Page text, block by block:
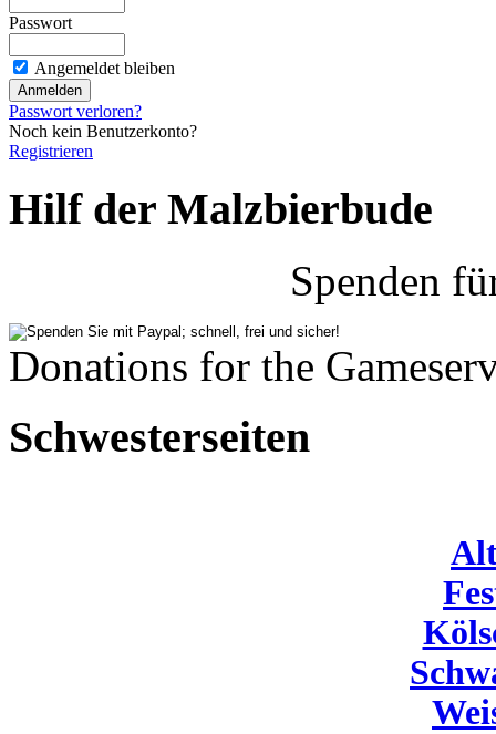
Passwort
Angemeldet bleiben
Passwort verloren?
Noch kein Benutzerkonto?
Registrieren
Hilf der Malzbierbude
Spenden
Donations for the
Schwesterseiten